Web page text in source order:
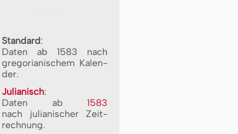
Standard:
Daten ab 1583 nach
gre­go­ri­a­ni­schem Ka­len­
der.
Julianisch:
Daten ab 1583
nach ju­li­a­ni­scher Zeit­
rech­nung.